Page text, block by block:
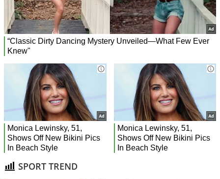
SPORT TREND